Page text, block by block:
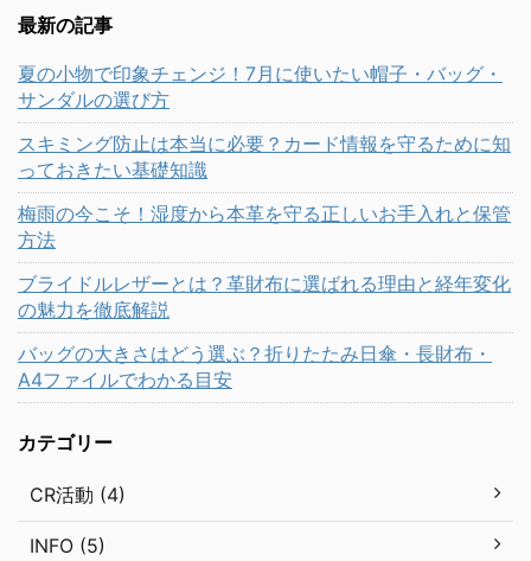
最新の記事
夏の小物で印象チェンジ！7月に使いたい帽子・バッグ・
サンダルの選び方
スキミング防止は本当に必要？カード情報を守るために知
っておきたい基礎知識
梅雨の今こそ！湿度から本革を守る正しいお手入れと保管
方法
ブライドルレザーとは？革財布に選ばれる理由と経年変化
の魅力を徹底解説
バッグの大きさはどう選ぶ？折りたたみ日傘・長財布・
A4ファイルでわかる目安
カテゴリー
CR活動 (4)
INFO (5)